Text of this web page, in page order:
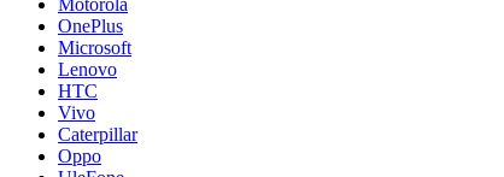
OnePlus
Microsoft
Lenovo
HTC
Vivo
Caterpillar
Oppo